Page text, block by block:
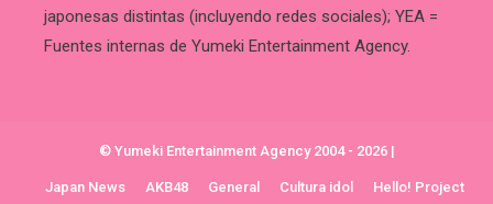
japonesas distintas (incluyendo redes sociales); YEA =
Fuentes internas de Yumeki Entertainment Agency.
© Yumeki Entertainment Agency 2004 - 2026 |
Japan News AKB48 General Cultura idol Hello! Project